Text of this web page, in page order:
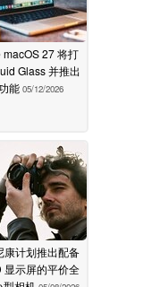
macOS 27 将打
Glass 并推出
能 05/12/2026
康计划推出配备
显示屏的平价全